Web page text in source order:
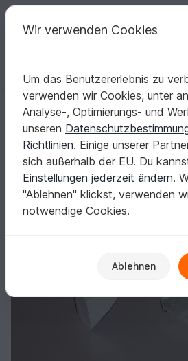
Deine kreativen Ideen
Deutsch | € (EUR)
Startseite Kostenlos Basteln
Geburtstag
Origami Geldschein Bagger (***)
Origami Geldschein Bagger
Wir verwenden Cookies
Um das Benutzererlebnis zu
verwenden wir Cookies, unter
Analyse-, Optimierungs- und
unseren
Richtlinien. Einige unserer
sich außerhalb der EU. Du
Einstellungen jederzeit ändern.
"Ablehnen" klickst, verwenden
notwendige Cookies.
Ablehnen